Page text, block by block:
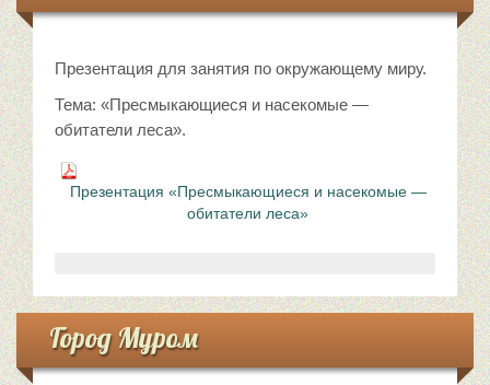
Презентация для занятия по окружающему миру.
Тема: «Пресмыкающиеся и насекомые —
обитатели леса».
Презентация «Пресмыкающиеся и насекомые —
обитатели леса»
Город Муром